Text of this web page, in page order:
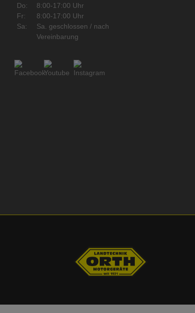
Do:
8:00-17:00 Uhr
Fr:
8:00-17:00 Uhr
Sa:
Sa. geschlossen / nach
Vereinbarung